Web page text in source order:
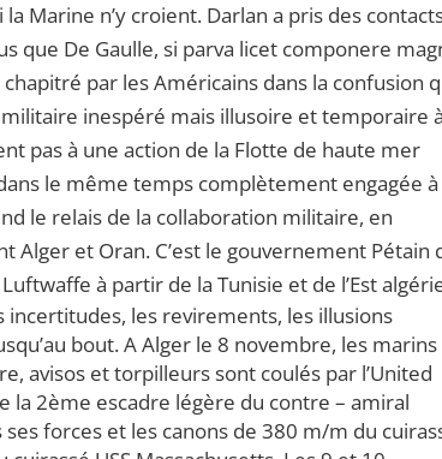
Marine n’y croient. Darlan a pris des
que De Gaulle, si parva licet componere
par les Américains dans la confusion
inespéré mais illusoire et temporaire
pas à une action de la Flotte de haute mer
le même temps complètement engagée à
le relais de la collaboration militaire, en
Alger et Oran. C’est le gouvernement Pétain
à partir de la Tunisie et de l’Est
incertitudes, les revirements, les illusions
bout. A Alger le 8 novembre, les marins
avisos et torpilleurs sont coulés par l’United
la 2ème escadre légère du contre – amiral
forces et les canons de 380 m/m du